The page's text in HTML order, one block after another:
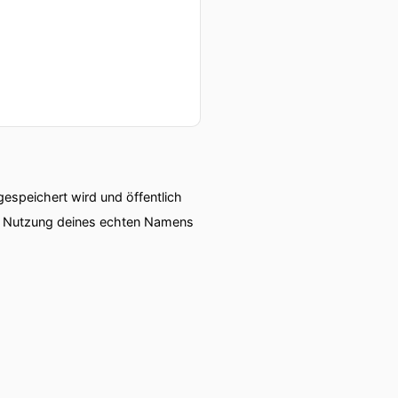
Verhaltens
Autopilot abläuft.
wird und öffentlich
deines echten Namens